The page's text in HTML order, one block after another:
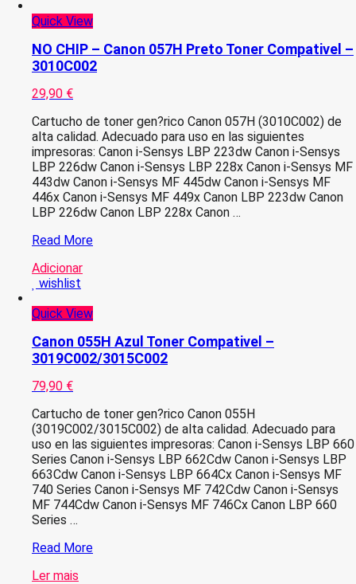
Quick View
NO CHIP – Canon 057H Preto Toner Compativel –
3010C002
29,90 €
Cartucho de toner gen?rico Canon 057H (3010C002) de
alta calidad. Adecuado para uso en las siguientes
impresoras: Canon i-Sensys LBP 223dw Canon i-Sensys
LBP 226dw Canon i-Sensys LBP 228x Canon i-Sensys MF
443dw Canon i-Sensys MF 445dw Canon i-Sensys MF
446x Canon i-Sensys MF 449x Canon LBP 223dw Canon
LBP 226dw Canon LBP 228x Canon …
NO
–
Canon
Preto
Compativel
–
Read More
Adicionar
wishlist
Quick View
Canon 055H Azul Toner Compativel –
3019C002/3015C002
79,90 €
Cartucho de toner gen?rico Canon 055H
(3019C002/3015C002) de alta calidad. Adecuado para
uso en las siguientes impresoras: Canon i-Sensys LBP 660
Series Canon i-Sensys LBP 662Cdw Canon i-Sensys LBP
663Cdw Canon i-Sensys LBP 664Cx Canon i-Sensys MF
740 Series Canon i-Sensys MF 742Cdw Canon i-Sensys
MF 744Cdw Canon i-Sensys MF 746Cx Canon LBP 660
Series …
Canon
Azul
Read More
Ler mais